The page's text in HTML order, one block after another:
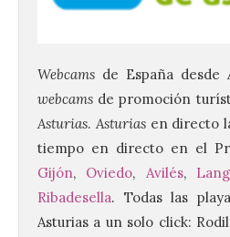
Webcams de España desde
webcams de promoción
Asturias. Asturiasen directo
tiempo en directo en el
Gijón, Oviedo, Avilés,
Ribadesella. Todas las
Asturias a un solo click: